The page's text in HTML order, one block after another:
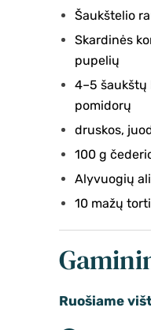
Šaukštelio
Skardinės
pupelių
4–5
pomidorų
druskos,
100 g
Alyvuogių
10 mažų
Ruošiame